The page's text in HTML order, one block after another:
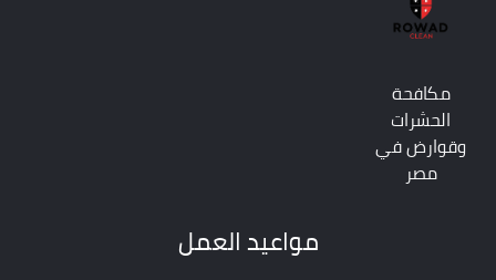
مكافحة
الحشرات
وقوارض في
مصر
مواعيد العمل